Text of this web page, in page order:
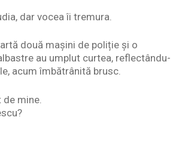
dar vocea îi tremura.
două mașini de poliție și o
au umplut curtea, reflectându-
acum îmbătrânită brusc.
mine.